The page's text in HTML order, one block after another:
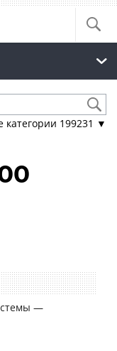
категории 199231 ▼
—